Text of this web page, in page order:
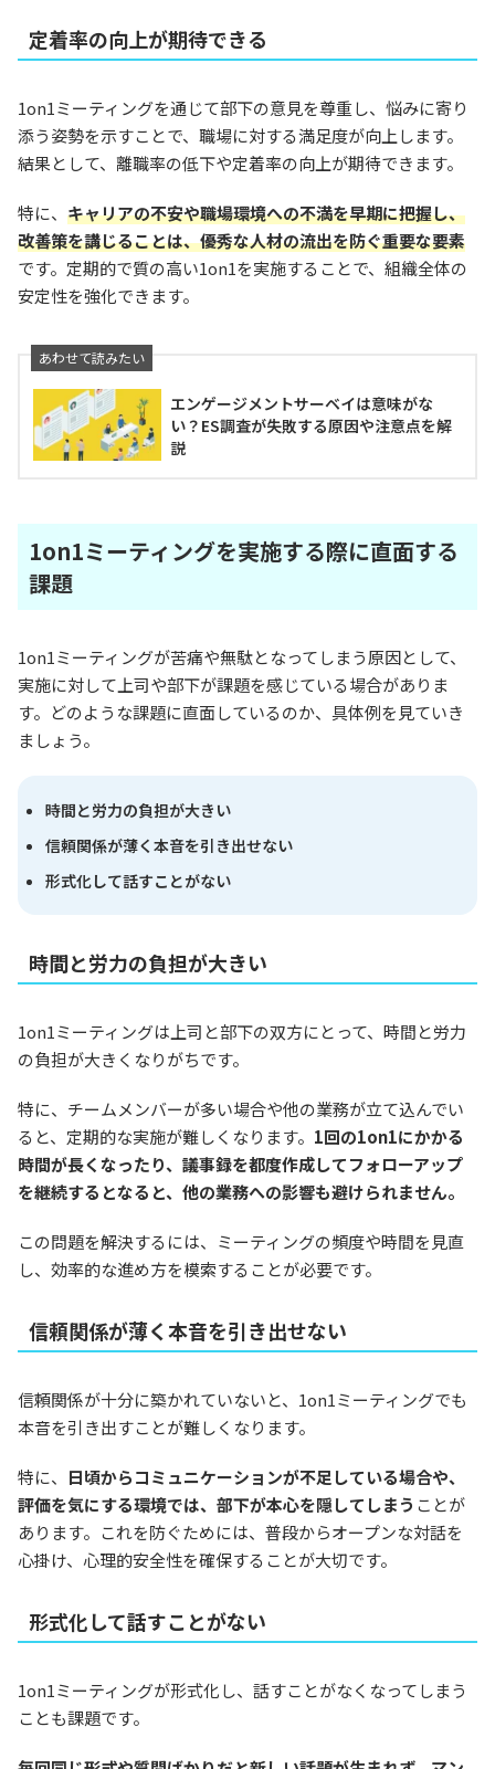
定着率の向上が期待できる
1on1ミーティングを通じて部下の意見を尊重し、悩みに寄り
添う姿勢を示すことで、職場に対する満足度が向上します。
結果として、離職率の低下や定着率の向上が期待できます。
特に、 キャリアの不安や職場環境への不満を早期に把握し、
改善策を講じることは、優秀な人材の流出を防ぐ重要な要素
です。定期的で質の高い1on1を実施することで、組織全体の
安定性を強化できます。
エンゲージメントサーベイは意味がな
い？ES調査が失敗する原因や注意点を解
説
1on1ミーティングを実施する際に直面する
課題
1on1ミーティングが苦痛や無駄となってしまう原因として、
実施に対して上司や部下が課題を感じている場合がありま
す。どのような課題に直面しているのか、具体例を見ていき
ましょう。
時間と労力の負担が大きい
信頼関係が薄く本音を引き出せない
形式化して話すことがない
時間と労力の負担が大きい
1on1ミーティングは上司と部下の双方にとって、時間と労力
の負担が大きくなりがちです。
特に、チームメンバーが多い場合や他の業務が立て込んでい
ると、定期的な実施が難しくなります。 1回の1on1にかかる
時間が長くなったり、議事録を都度作成してフォローアップ
を継続するとなると、他の業務への影響も避けられません。
この問題を解決するには、ミーティングの頻度や時間を見直
し、効率的な進め方を模索することが必要です。
信頼関係が薄く本音を引き出せない
信頼関係が十分に築かれていないと、1on1ミーティングでも
本音を引き出すことが難しくなります。
特に、 日頃からコミュニケーションが不足している場合や、
評価を気にする環境では、部下が本心を隠してしまう ことが
あります。これを防ぐためには、普段からオープンな対話を
心掛け、心理的安全性を確保することが大切です。
形式化して話すことがない
1on1ミーティングが形式化し、話すことがなくなってしまう
ことも課題です。